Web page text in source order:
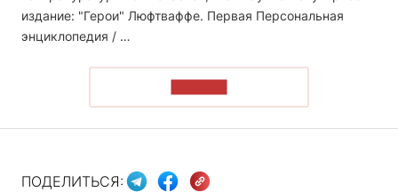
издание: "Герои" Люфтваффе. Первая Персональная
энциклопедия / …
ПОДЕЛИТЬСЯ: